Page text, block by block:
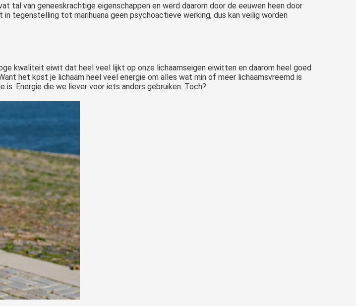
tal van geneeskrachtige eigenschappen en werd daarom door de eeuwen heen door
tegenstelling tot marihuana geen psychoactieve werking, dus kan veilig worden
kwaliteit eiwit dat heel veel lijkt op onze lichaamseigen eiwitten en daarom heel goed
het kost je lichaam heel veel energie om alles wat min of meer lichaamsvreemd is
Energie die we liever voor iets anders gebruiken. Toch?